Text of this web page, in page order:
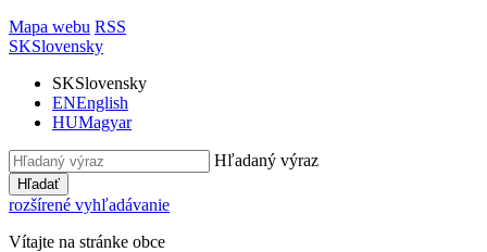
Mapa webu RSS
SKSlovensky
SKSlovensky
ENEnglish
HUMagyar
Hľadaný výraz
Hľadať
rozšírené vyhľadávanie
Vítajte na stránke obce